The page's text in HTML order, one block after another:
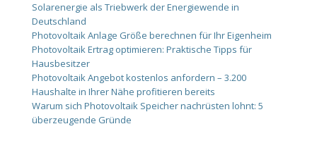
Solarenergie als Triebwerk der Energiewende in
Deutschland
Photovoltaik Anlage Größe berechnen für Ihr Eigenheim
Photovoltaik Ertrag optimieren: Praktische Tipps für
Hausbesitzer
Photovoltaik Angebot kostenlos anfordern – 3.200
Haushalte in Ihrer Nähe profitieren bereits
Warum sich Photovoltaik Speicher nachrüsten lohnt: 5
überzeugende Gründe